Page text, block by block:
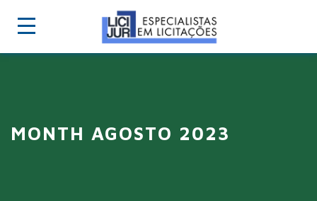
MONTH AGOSTO 2023